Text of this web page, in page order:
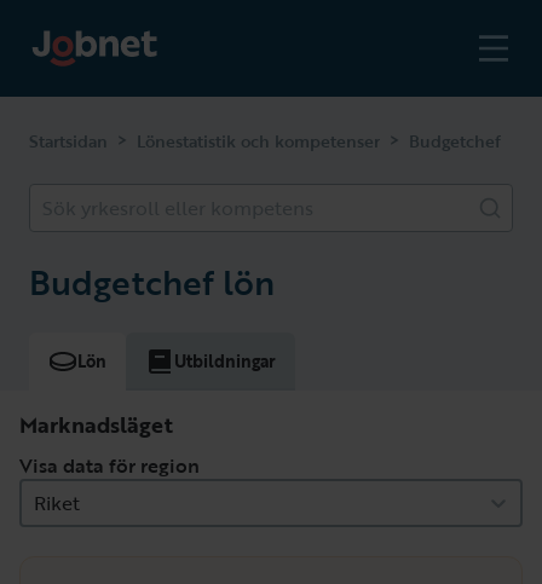
Startsidan > Lönestatistik och kompetenser > Budgetchef
Budgetchef lön
Lön Utbildningar
Marknadsläget
Visa data för region
Riket